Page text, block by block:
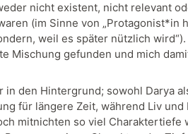
nicht existent, nicht relevant
(im Sinne von „Protagonist*in
weil es später nützlich wird“).
Mischung gefunden und mich
den Hintergrund; sowohl Darya
für längere Zeit, während Liv und
mitnichten so viel Charaktertiefe